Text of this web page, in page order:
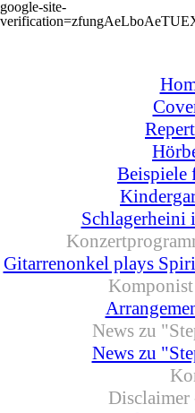
google-site-
Beispiele
Schlagerheini
Gitarrenonkel plays
News zu
News zu
Disclaimer